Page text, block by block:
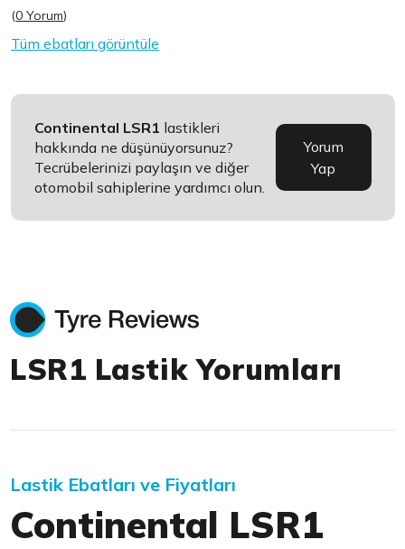
(0 Yorum)
Tüm ebatları görüntüle
Continental LSR1 lastikleri
hakkında ne düşünüyorsunuz?
Tecrübelerinizi paylaşın ve diğer
otomobil sahiplerine yardımcı olun.
Yorum
Yap
LSR1 Lastik Yorumları
Lastik Ebatları ve Fiyatları
Continental LSR1